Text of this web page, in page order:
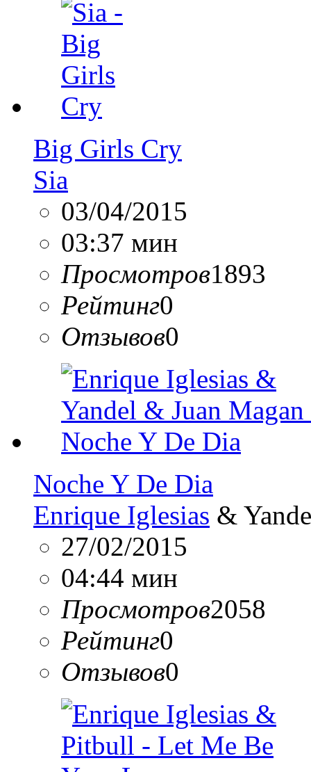
Big Girls Cry
Sia
03/04/2015
03:37 мин
Просмотров1893
Рейтинг0
Отзывов0
Noche Y De Dia
Enrique Iglesias &
27/02/2015
04:44 мин
Просмотров2058
Рейтинг0
Отзывов0